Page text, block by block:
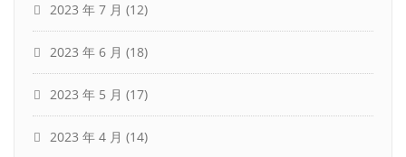
2023 年 7 月 (12)
2023 年 6 月 (18)
2023 年 5 月 (17)
2023 年 4 月 (14)